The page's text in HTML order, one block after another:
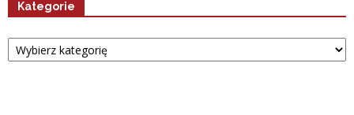
Kategorie
Kategorie